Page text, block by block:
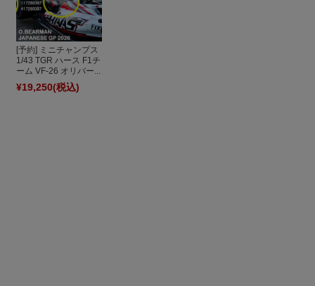
[予約] ミニチャンプス
1/43 TGR ハース F1チ
ーム VF-26 オリバー...
¥19,250(税込)